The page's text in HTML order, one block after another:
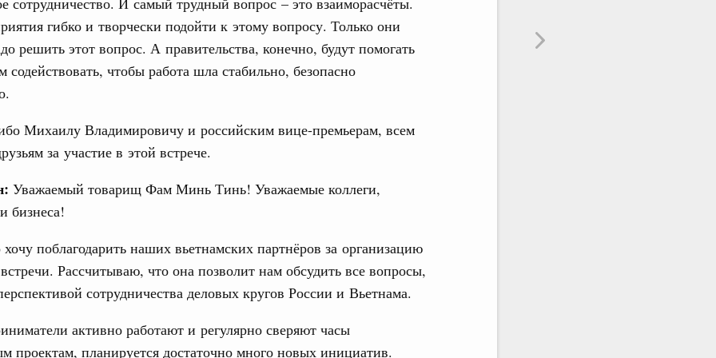
гибко и творчески подойти к этому вопросу. Только они
решить этот вопрос. А правительства, конечно, будут помогать
содействовать, чтобы работа шла стабильно, безопасно
Михаилу Владимировичу и российским вице-премьерам, всем
за участие в этой встрече.
Уважаемый товарищ Фам Минь Тинь! Уважаемые коллеги,
бизнеса!
поблагодарить наших вьетнамских партнёров за организацию
Рассчитываю, что она позволит нам обсудить все вопросы,
сотрудничества деловых кругов России и Вьетнама.
активно работают и регулярно сверяют часы
проектам, планируется достаточно много новых инициатив.
встрече Президента Киргизии Садыра
заседания Евразийского
четверг
комиссии по
объектов федерального значения
для жизни»
участков, ведущих к спортивным
«Инфраструктура для жизни»
и руководитель Росмолодёжи Григорий
проекта «Кольцо открытий»